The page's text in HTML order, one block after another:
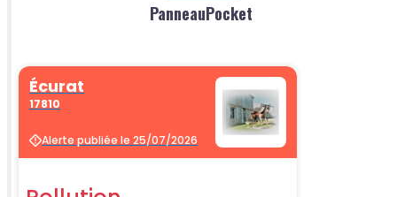
PanneauPocket